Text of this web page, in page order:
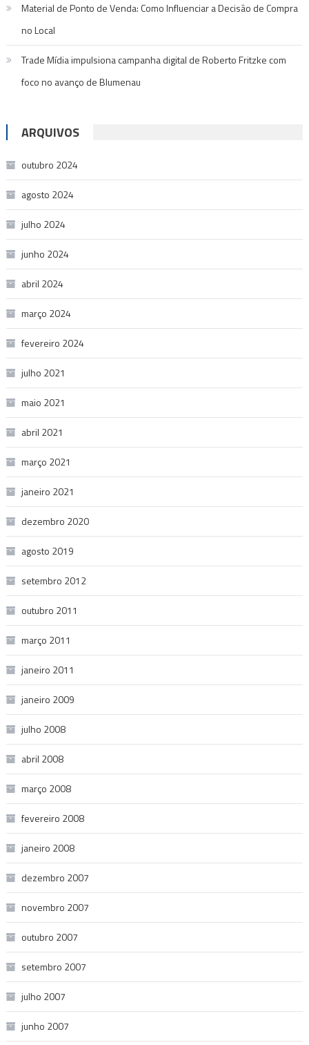
Material de Ponto de Venda: Como Influenciar a Decisão de Compra
no Local
Trade Mídia impulsiona campanha digital de Roberto Fritzke com
foco no avanço de Blumenau
ARQUIVOS
outubro 2024
agosto 2024
julho 2024
junho 2024
abril 2024
março 2024
fevereiro 2024
julho 2021
maio 2021
abril 2021
março 2021
janeiro 2021
dezembro 2020
agosto 2019
setembro 2012
outubro 2011
março 2011
janeiro 2011
janeiro 2009
julho 2008
abril 2008
março 2008
fevereiro 2008
janeiro 2008
dezembro 2007
novembro 2007
outubro 2007
setembro 2007
julho 2007
junho 2007